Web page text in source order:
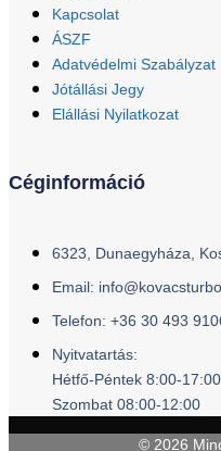
Kapcsolat
ÁSZF
Adatvédelmi Szabályzat
Jótállási Jegy
Elállási Nyilatkozat
Céginformáció
6323, Dunaegyháza,
Email:
Telefon: +36 30 493
Nyitvatartás:
Hétfő-Péntek 8:00-17:00
Szombat 08:00-12:00
© 2026